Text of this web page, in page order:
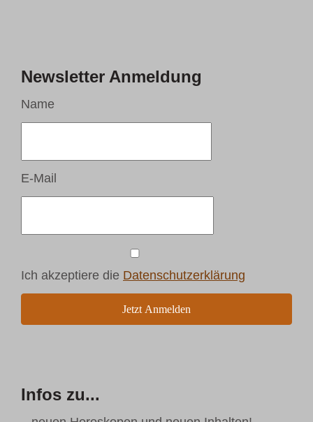
Newsletter Anmeldung
Name
E-Mail
Ich akzeptiere die Datenschutzerklärung
Jetzt Anmelden
Infos zu...